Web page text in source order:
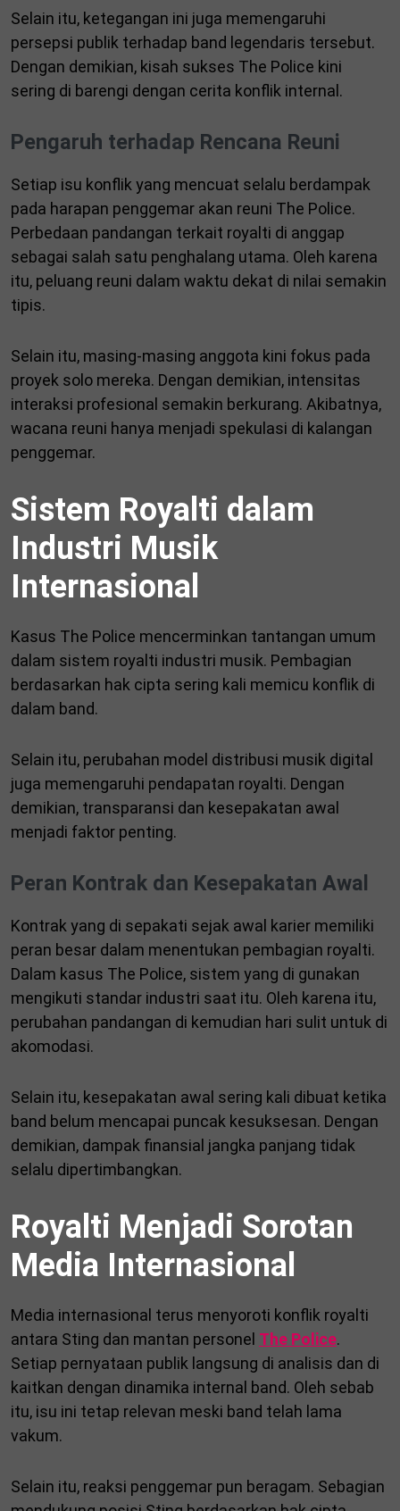
Selain itu, ketegangan ini juga memengaruhi
persepsi publik terhadap band legendaris tersebut.
Dengan demikian, kisah sukses The Police kini
sering di barengi dengan cerita konflik internal.
Pengaruh terhadap Rencana Reuni
Setiap isu konflik yang mencuat selalu berdampak
pada harapan penggemar akan reuni The Police.
Perbedaan pandangan terkait royalti di anggap
sebagai salah satu penghalang utama. Oleh karena
itu, peluang reuni dalam waktu dekat di nilai semakin
tipis.
Selain itu, masing-masing anggota kini fokus pada
proyek solo mereka. Dengan demikian, intensitas
interaksi profesional semakin berkurang. Akibatnya,
wacana reuni hanya menjadi spekulasi di kalangan
penggemar.
Sistem Royalti dalam
Industri Musik
Internasional
Kasus The Police mencerminkan tantangan umum
dalam sistem royalti industri musik. Pembagian
berdasarkan hak cipta sering kali memicu konflik di
dalam band.
Selain itu, perubahan model distribusi musik digital
juga memengaruhi pendapatan royalti. Dengan
demikian, transparansi dan kesepakatan awal
menjadi faktor penting.
Peran Kontrak dan Kesepakatan Awal
Kontrak yang di sepakati sejak awal karier memiliki
peran besar dalam menentukan pembagian royalti.
Dalam kasus The Police, sistem yang di gunakan
mengikuti standar industri saat itu. Oleh karena itu,
perubahan pandangan di kemudian hari sulit untuk di
akomodasi.
Selain itu, kesepakatan awal sering kali dibuat ketika
band belum mencapai puncak kesuksesan. Dengan
demikian, dampak finansial jangka panjang tidak
selalu dipertimbangkan.
Royalti Menjadi Sorotan
Media Internasional
Media internasional terus menyoroti konflik royalti
antara Sting dan mantan personel The Police.
Setiap pernyataan publik langsung di analisis dan di
kaitkan dengan dinamika internal band. Oleh sebab
itu, isu ini tetap relevan meski band telah lama
vakum.
Selain itu, reaksi penggemar pun beragam. Sebagian